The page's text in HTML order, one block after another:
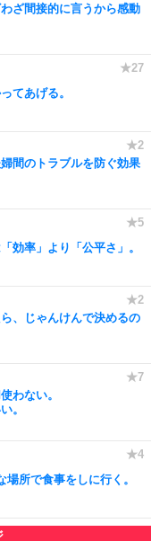
ざ間接的に言うから感動
てあげる。
間のトラブルを防ぐ効果
効率」より「公平さ」。
、じゃんけんで決めるの
わない。
。
所で食事をしに行く。